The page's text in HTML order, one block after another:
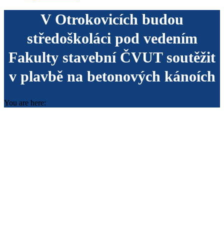
V Otrokovicích budou
středoškoláci pod vedením
Fakulty stavební ČVUT soutěžit
v plavbě na betonových kánoích
You are here: